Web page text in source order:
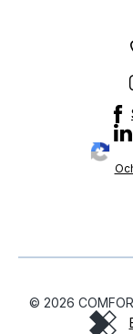
© 2026